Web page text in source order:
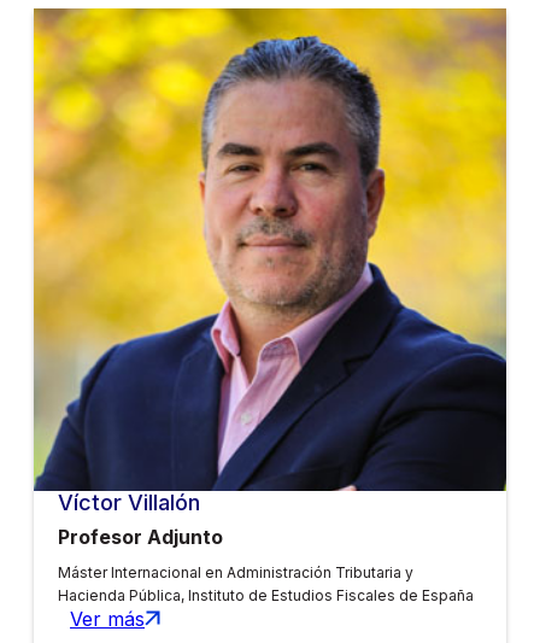
Víctor Villalón
Profesor Adjunto
Máster Internacional en Administración Tributaria y
Hacienda Pública, Instituto de Estudios Fiscales de España
Ver más